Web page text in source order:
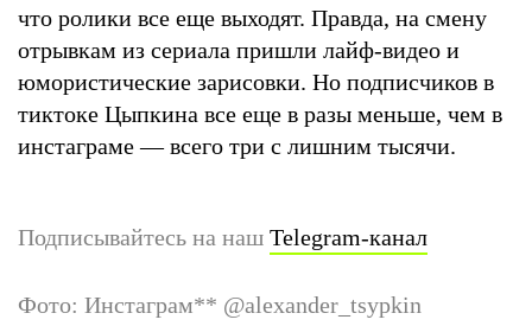
что ролики все еще выходят. Правда, на смену
отрывкам из сериала пришли лайф-видео и
юмористические зарисовки. Но подписчиков в
тиктоке Цыпкина все еще в разы меньше, чем в
инстаграме — всего три с лишним тысячи.
Подписывайтесь на наш Telegram-канал
Фото: Инстаграм** @alexander_tsypkin